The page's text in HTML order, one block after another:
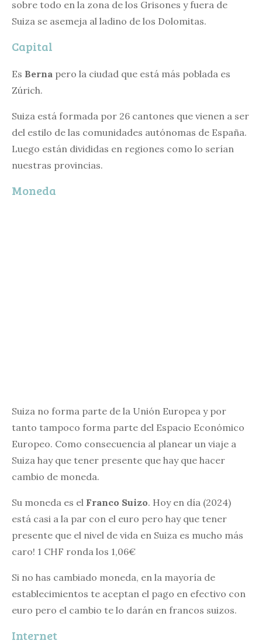
sobre todo en la zona de los Grisones y fuera de
Suiza se asemeja al ladino de los Dolomitas.
Capital
Es Berna pero la ciudad que está más poblada es
Zúrich.
Suiza está formada por 26 cantones que vienen a ser
del estilo de las comunidades autónomas de España.
Luego están divididas en regiones como lo serían
nuestras provincias.
Moneda
Suiza no forma parte de la Unión Europea y por
tanto tampoco forma parte del Espacio Económico
Europeo. Como consecuencia al planear un viaje a
Suiza hay que tener presente que hay que hacer
cambio de moneda.
Su moneda es el Franco Suizo. Hoy en día (2024)
está casi a la par con el euro pero hay que tener
presente que el nivel de vida en Suiza es mucho más
caro! 1 CHF ronda los 1,06€
Si no has cambiado moneda, en la mayoría de
establecimientos te aceptan el pago en efectivo con
euro pero el cambio te lo darán en francos suizos.
Internet